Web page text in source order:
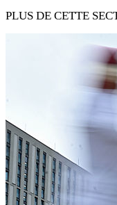
PLUS DE CETTE